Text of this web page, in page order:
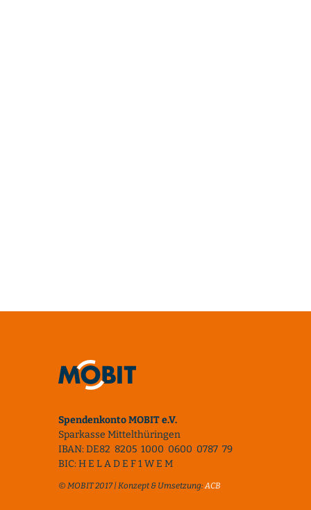
Spendenkonto MOBIT e.V.
Sparkasse Mittelthüringen
IBAN: DE82 8205 1000 0600 0787 79
BIC: H E L A D E F 1 W E M
© MOBIT 2017 | Konzept & Umsetzung:ACB